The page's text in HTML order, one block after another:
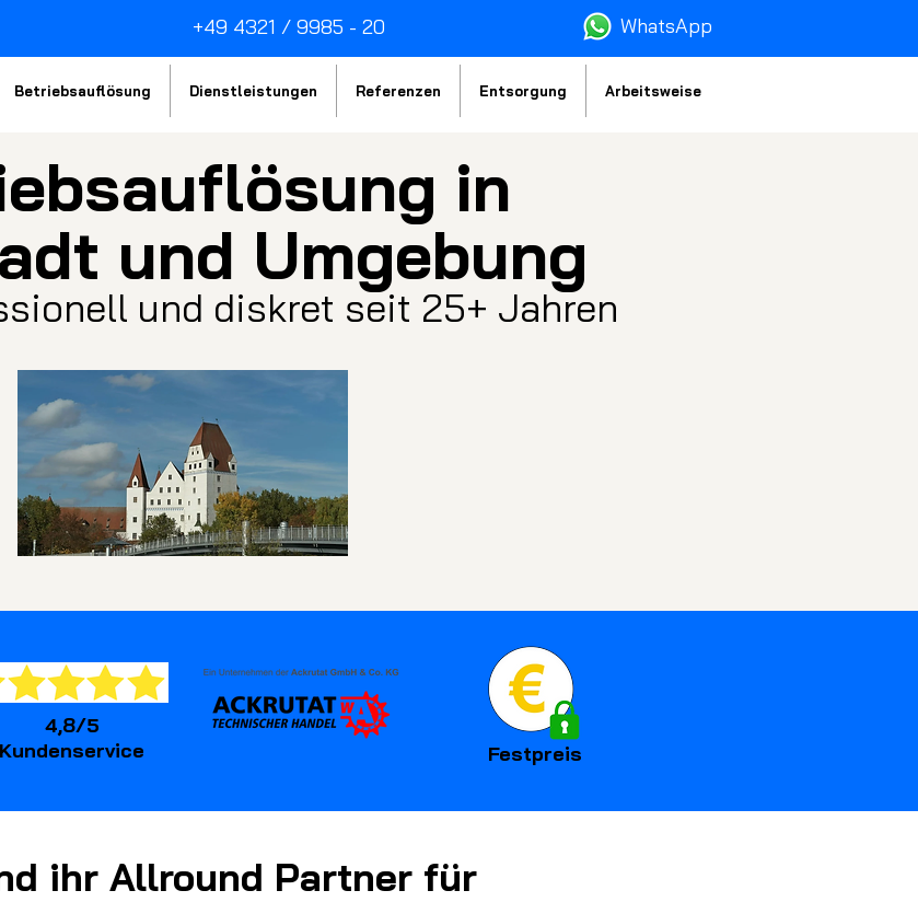
Betriebsauflösung Dienstleistungen Referenzen Entsorgung Arbeitsweise
+49 4321 / 9985 - 20 WhatsApp
flösung in
und Umgebung
und diskret seit 25+ Jahren
4,8/5
Kundenservice
Festpreis
ihr Allround Partner für